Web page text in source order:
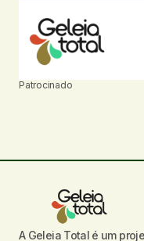
Patrocinado
A Geleia Total é um